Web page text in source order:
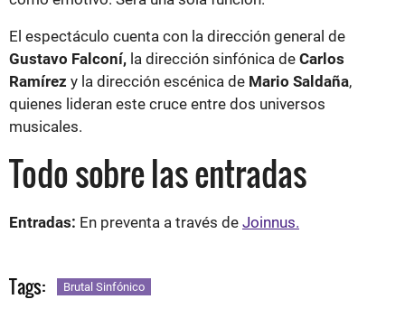
El espectáculo cuenta con la dirección general de
Gustavo Falconí, la dirección sinfónica de
Carlos
Ramírez
y la dirección escénica de Mario Saldaña
quienes lideran este cruce entre dos universos
musicales.
Todo sobre las entradas
Entradas: En preventa a través de Joinnus.
Tags: Brutal Sinfónico